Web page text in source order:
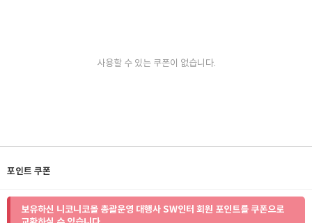
사용할 수 있는 쿠폰이 없습니다.
포인트 쿠폰
보유하신 니코니코몰 총괄운영 대행사 SW인터 회원 포인트를 쿠폰으로